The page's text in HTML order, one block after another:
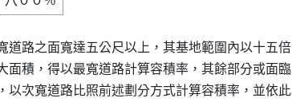
道路之面寬達五公尺以上，其基地範圍內以十五倍
面積，得以最寬道路計算容積率，其餘部分或面臨
以次寬道路比照前述劃分方式計算容積率，並依此